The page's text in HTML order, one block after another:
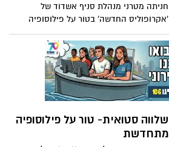
חניתה מטרני מנהלת סניף אשדוד של
'אקרופוליס החדשה' בטור על פילוסופיה
מתחדשת, שמה דגש על הזמן, וכמה אנחנו
באמת מנצלים אותו וזקוקים לו
שלווה סטואית- טור על פילוסופיה
מתחדשת